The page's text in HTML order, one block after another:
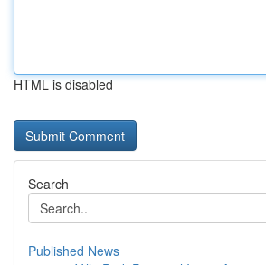
HTML is disabled
Search
Published News